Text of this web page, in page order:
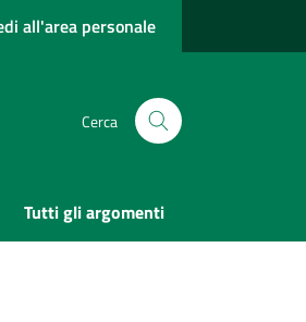
all'area personale
Cerca
Tutti gli argomenti